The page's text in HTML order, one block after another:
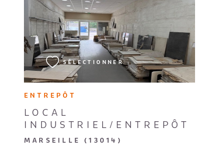
ENTREPÔT
LOCAL
INDUSTRIEL/ENTREPÔT
MARSEILLE (13014)
SÉLECTIONNER
VOIR LE BIEN